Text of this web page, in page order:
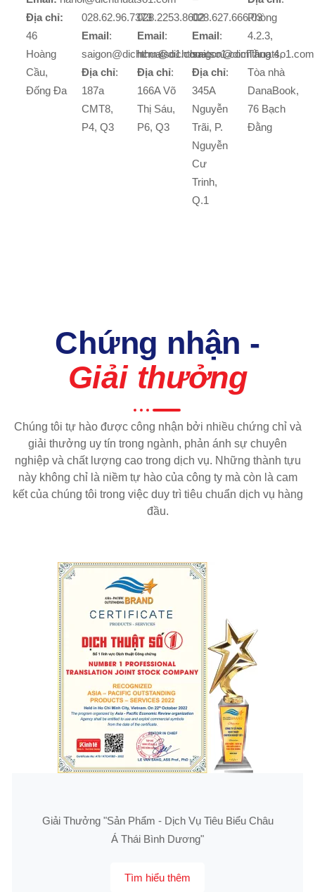
Địa chỉ:
46
Hoàng
Cầu,
Đống Đa
028.62.96.7373
Email:
saigon@dichthuatso1.com
Địa chỉ:
187a
CMT8,
P4, Q3
028.2253.8602
Email:
hcm@dichthuatso1.com
Địa chỉ:
166A Võ
Thị Sáu,
P6, Q3
028.627.666.03
Email:
saigon@dichthuatso1.com
Địa chỉ:
345A
Nguyễn
Trãi, P.
Nguyễn
Cư
Trinh,
Q.1
Phòng
4.2.3,
Tầng 4,
Tòa nhà
DanaBook,
76 Bạch
Đằng
Chứng nhận -
Giải thưởng
Chúng tôi tự hào được công nhận bởi nhiều chứng chỉ và
giải thưởng uy tín trong ngành, phản ánh sự chuyên
nghiệp và chất lượng cao trong dịch vụ. Những thành tựu
này không chỉ là niềm tự hào của công ty mà còn là cam
kết của chúng tôi trong việc duy trì tiêu chuẩn dịch vụ hàng
đầu.
Giải Thưởng "Sản Phẩm - Dịch Vụ Tiêu Biểu Châu
Á Thái Bình Dương"
Tìm hiểu thêm